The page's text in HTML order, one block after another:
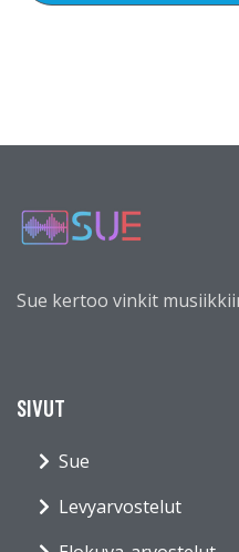
Sue kertoo vinkit
SIVUT
Sue
Levyarvostelut